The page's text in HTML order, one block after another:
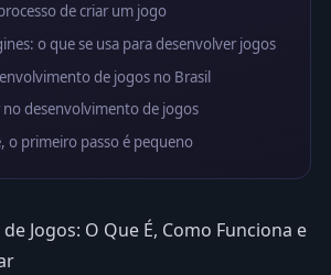
de criar um jogo
o que se usa para desenvolver jogos
de jogos no Brasil
no desenvolvimento de jogos
o primeiro passo é pequeno
Jogos: O Que É, Como Funciona e